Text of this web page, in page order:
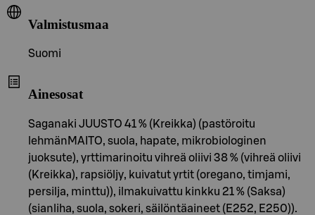
Valmistusmaa
Suomi
Ainesosat
Saganaki JUUSTO 41 % (Kreikka) (pastöroitu
lehmänMAITO, suola, hapate, mikrobiologinen
juoksute), yrttimarinoitu vihreä oliivi 38 % (vihreä oliivi
(Kreikka), rapsiöljy, kuivatut yrtit (oregano, timjami,
persilja, minttu)), ilmakuivattu kinkku 21 % (Saksa)
(sianliha, suola, sokeri, säilöntäaineet (E252, E250)).